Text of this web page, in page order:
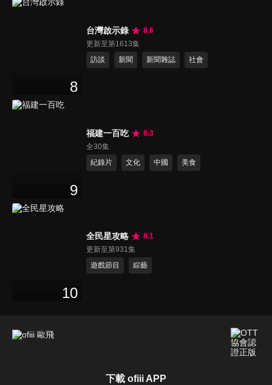
8
台灣啟示錄
8.6
更新至第1613集
訪談
新聞 新聞雜誌 社會
9
福建一百吃
8.3
全30集
紀錄片
文化 中國 美食
10
全民星攻略
8.1
更新至第931集
遊戲節目
綜藝
下載 ofiii APP